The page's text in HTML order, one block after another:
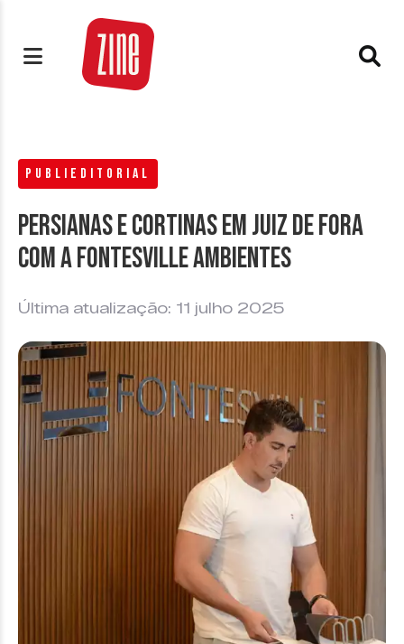
PUBLIEDITORIAL
Persianas e cortinas em Juiz de Fora
com a Fontesville Ambientes
Última atualização: 11 julho 2025